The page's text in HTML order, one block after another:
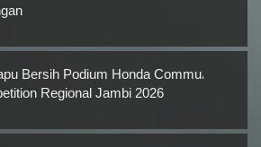
Bersih Podium Honda Community
Regional Jambi 2026